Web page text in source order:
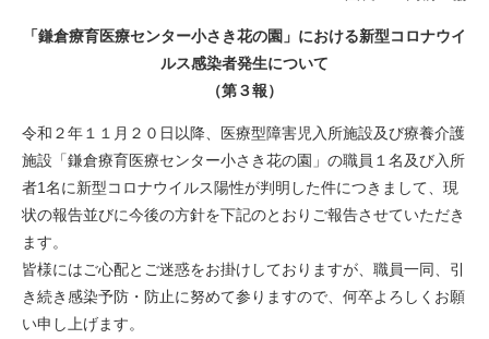
「鎌倉療育医療センター小さき花の園」における新型コロナウイ
ルス感染者発生について
（第３報）
令和２年１１月２０日以降、医療型障害児入所施設及び療養介護
施設「鎌倉療育医療センター小さき花の園」の職員１名及び入所
者1名に新型コロナウイルス陽性が判明した件につきまして、現
状の報告並びに今後の方針を下記のとおりご報告させていただき
ます。
皆様にはご心配とご迷惑をお掛けしておりますが、職員一同、引
き続き感染予防・防止に努めて参りますので、何卒よろしくお願
い申し上げます。